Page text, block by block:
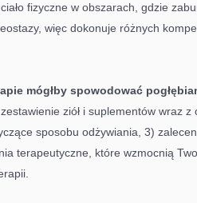
fizyczne w obszarach, gdzie
więc dokonuje różnych
mógłby spowodować
ziół i suplementów wraz
sposobu odżywiania, 3)
terapeutyczne, które wzmocnią